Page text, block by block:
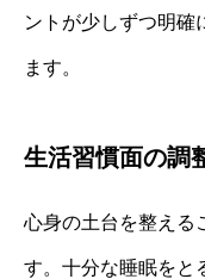
ントが少しずつ明確
ます。
生活習慣面の調
心身の土台を整える
す。十分な睡眠をと